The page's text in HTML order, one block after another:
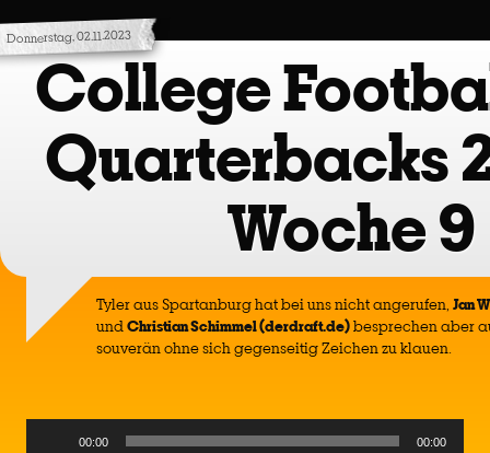
Donnerstag, 02.11.2023
College
Quarterbacks
Woche 9
Tyler aus Spartanburg hat bei uns nicht angerufen, Jan
undChristian Schimmel (derdraft.de)besprechen aber
souverän ohne sich gegenseitig Zeichen zu klauen.
00:00 00:00